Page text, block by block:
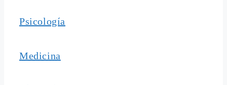
Psicología
Medicina